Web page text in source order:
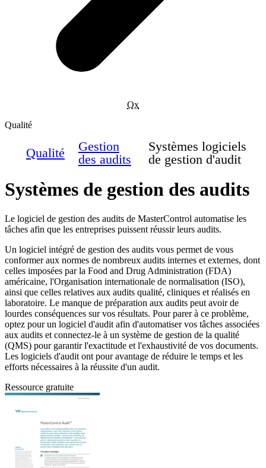
Qx
Qualité
Qualité
Gestion
des audits
Systèmes logiciels
de gestion d'audit
Systèmes de gestion des audits
Le logiciel de gestion des audits de MasterControl automatise les
tâches afin que les entreprises puissent réussir leurs audits.
Un logiciel intégré de gestion des audits vous permet de vous
conformer aux normes de nombreux audits internes et externes, dont
celles imposées par la Food and Drug Administration (FDA)
américaine, l'Organisation internationale de normalisation (ISO),
ainsi que celles relatives aux audits qualité, cliniques et réalisés en
laboratoire. Le manque de préparation aux audits peut avoir de
lourdes conséquences sur vos résultats. Pour parer à ce problème,
optez pour un logiciel d'audit afin d'automatiser vos tâches associées
aux audits et connectez-le à un système de gestion de la qualité
(QMS) pour garantir l'exactitude et l'exhaustivité de vos documents.
Les logiciels d'audit ont pour avantage de réduire le temps et les
efforts nécessaires à la réussite d'un audit.
Ressource gratuite